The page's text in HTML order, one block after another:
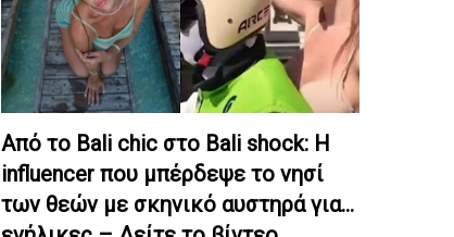
Από το Bali chic στο Bali shock: Η
influencer που μπέρδεψε το νησί
των θεών με σκηνικό αυστηρά για…